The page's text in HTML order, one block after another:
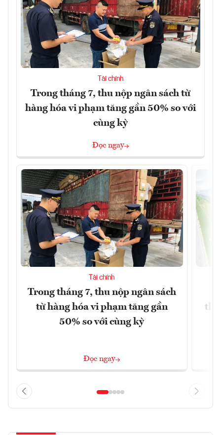
Tài chính
Trong tháng 7, thu nộp ngân sách từ
hàng hóa vi phạm tăng gần 50% so với
cùng kỳ
Đọc ngay
Tài chính
Trong tháng 7, thu nộp ngân sách
từ hàng hóa vi phạm tăng gần
50% so với cùng kỳ
Đọc ngay